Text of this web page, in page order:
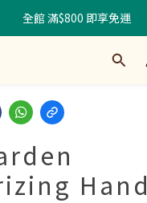
全館 滿$800 即享免運